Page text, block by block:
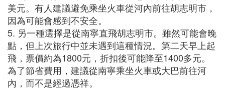
美元。有人建議避免乘坐火車從河內前往胡志明市，
因為可能會感到不安全。
5. 另一種選擇是從南寧直飛胡志明市。雖然可能會晚
點，但上次旅行中並未遇到這種情況。第二天早上起
飛，票價約為1800元，折扣後可能降至1400多元。
為了節省費用，建議從南寧乘坐火車或大巴前往河
內，而不是經過憑祥。